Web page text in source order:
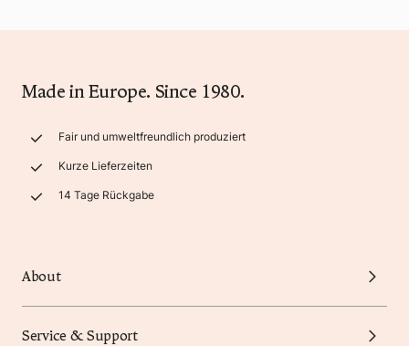
Made in Europe. Since 1980.
Fair und umweltfreundlich produziert
Kurze Lieferzeiten
14 Tage Rückgabe
About
Service & Support